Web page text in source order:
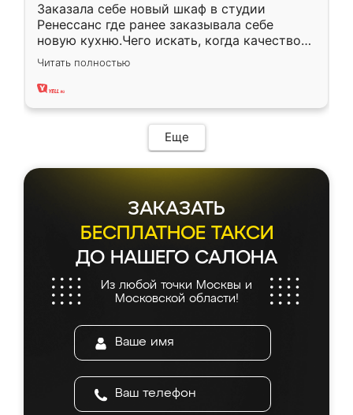
Заказала себе новый шкаф в студии
Ренессанс где ранее заказывала себе
новую кухню.Чего искать, когда качеством
вполне довольна. Служит кухня уже почти
два года, нареканий нет.
Читать полностью
Еще
ЗАКАЗАТЬ
БЕСПЛАТНОЕ ТАКСИ
ДО НАШЕГО САЛОНА
Из любой точки Москвы и
Московской области!